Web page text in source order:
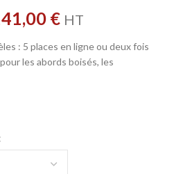
€ HT
: 5 places en ligne ou deux fois
les abords boisés, les